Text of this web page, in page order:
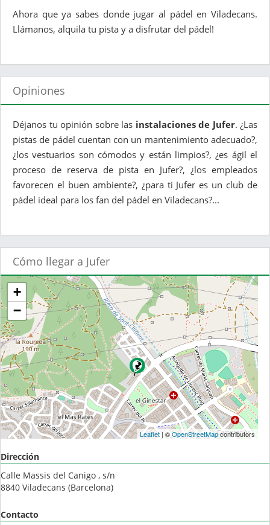
Ahora que ya sabes donde jugar al pádel en Viladecans.
Llámanos, alquila tu pista y a disfrutar del pádel!
Opiniones
Déjanos tu opinión sobre las instalaciones de Jufer. ¿Las
pistas de pádel cuentan con un mantenimiento adecuado?,
¿los vestuarios son cómodos y están limpios?, ¿es ágil el
proceso de reserva de pista en Jufer?, ¿los empleados
favorecen el buen ambiente?, ¿para ti Jufer es un club de
pádel ideal para los fan del pádel en Viladecans?...
Cómo llegar a Jufer
+
−
Leaflet| ©OpenStreetMapcontributors
Dirección
Calle Massis del Canigo , s/n
8840 Viladecans (Barcelona)
Contacto